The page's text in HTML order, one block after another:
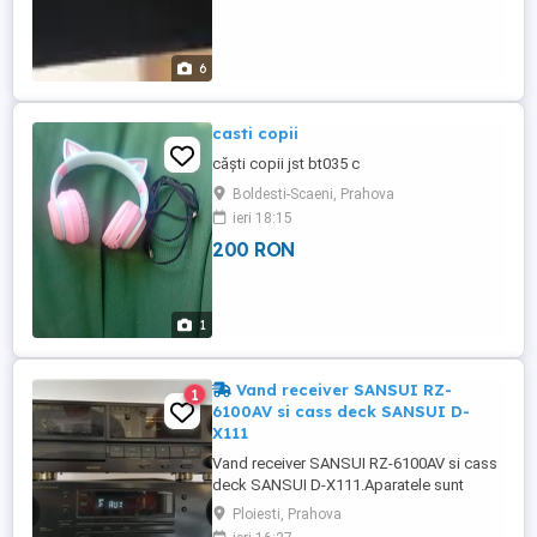
6
1
casti copii
căști copii jst bt035 c
Boldesti-Scaeni, Prahova
ieri 18:15
200 RON
1
Vand receiver SANSUI RZ-
6100AV si cass deck SANSUI D-
X111
Vand receiver SANSUI RZ-6100AV si cass
deck SANSUI D-X111.Aparatele sunt
folosite dar se prezinta in stare perfecta
de functionare si optica. Receiver SANSUI
Ploiesti, Prahova